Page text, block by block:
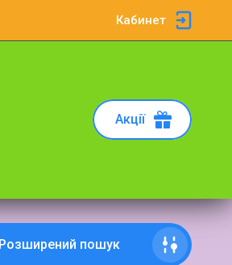
Кабинет
Акції
Розширений пошук